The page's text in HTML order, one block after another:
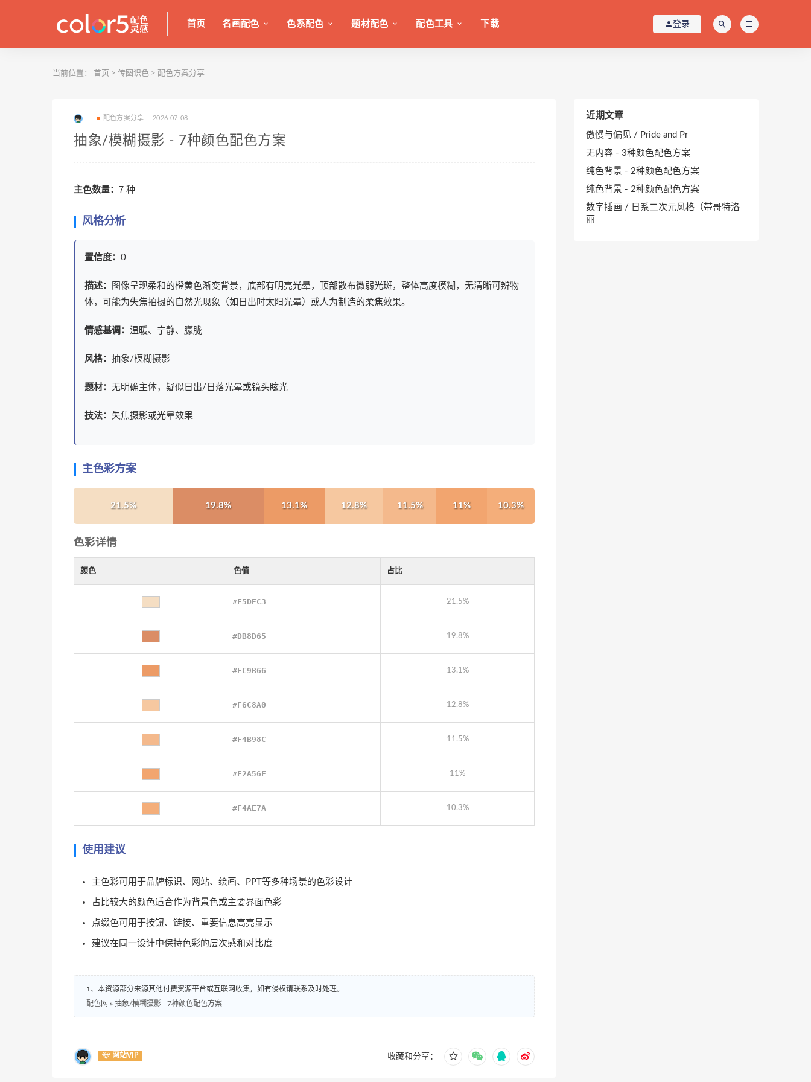
首页 名画配色 色系配色 题材配色 配色工具 下载 登录
当前位置： 首页 > 传图识色 > 配色方案分享
配色方案分享 2026-07-08
抽象/模糊摄影 - 7种颜色配色方案
主色数量： 7 种
风格分析
置信度： 0
描述：
图像呈现柔和的橙黄色渐变背景，底部有明亮光晕，顶部散布微弱光斑，整体高度模糊，无清晰可辨物
体，可能为失焦拍摄的自然光现象（如日出时太阳光晕）或人为制造的柔焦效果。
情感基调： 温暖、宁静、朦胧
风格： 抽象/模糊摄影
题材： 无明确主体，疑似日出/日落光晕或镜头眩光
技法： 失焦摄影或光晕效果
主色彩方案
21.5% 19.8% 13.1% 12.8% 11.5% 11% 10.3%
色彩详情
颜色 色值 占比
#F5DEC3 21.5%
#DB8D65 19.8%
#EC9B66 13.1%
#F6C8A0 12.8%
#F4B98C 11.5%
#F2A56F 11%
#F4AE7A 10.3%
使用建议
主色彩可用于品牌标识、网站、绘画、PPT等多种场景的色彩设计
占比较大的颜色适合作为背景色或主要界面色彩
点缀色可用于按钮、链接、重要信息高亮显示
建议在同一设计中保持色彩的层次感和对比度
1、本资源部分来源其他付费资源平台或互联网收集，如有侵权请联系及时处理。
配色网 » 抽象/模糊摄影 - 7种颜色配色方案
网站VIP 收藏和分享：
近期文章
傲慢与偏见 / Pride and Pr
无内容 - 3种颜色配色方案
纯色背景 - 2种颜色配色方案
纯色背景 - 2种颜色配色方案
数字插画 / 日系二次元风格（带哥特洛
丽